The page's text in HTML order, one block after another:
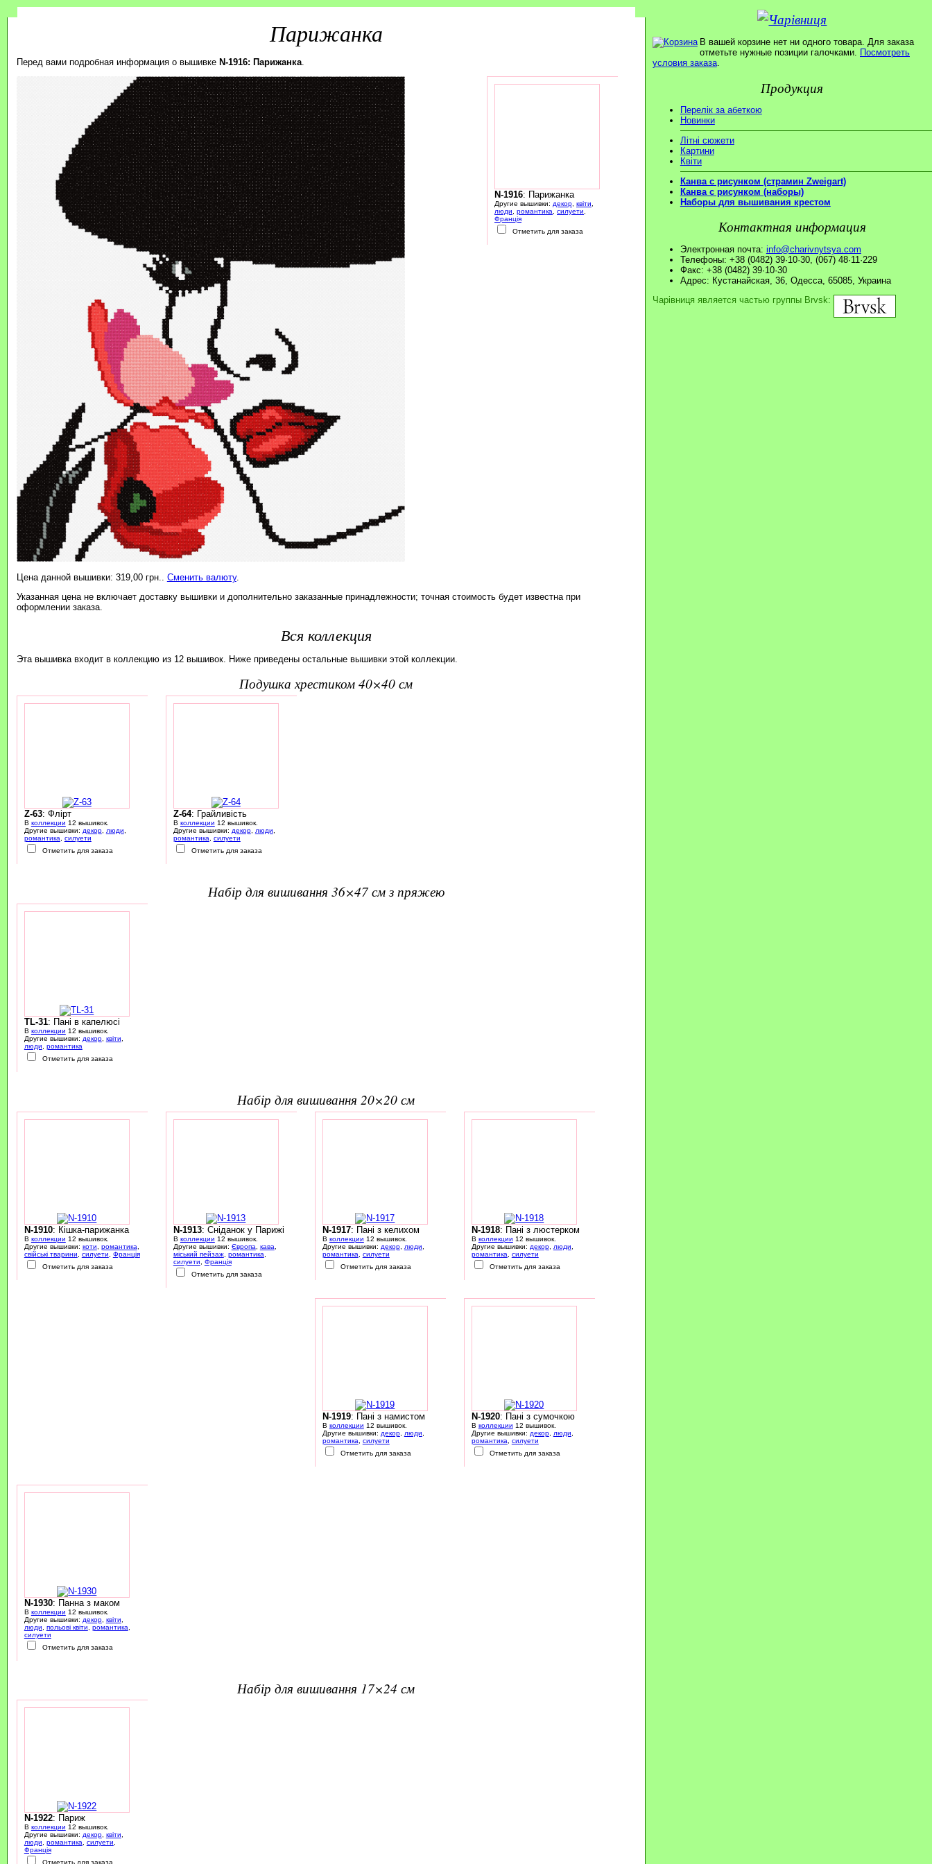
Парижанка
Перед вами подробная информация о вышивке N-1916: Парижанка.
N-1916: Парижанка
Другие вышивки: декор квіти
люди
романтика силуети
Франція
Отметить для заказа
Цена данной вышивки: 319,00 грн.. Сменить валюту.
Указанная цена не включает доставку вышивки и дополнительно заказанные принадлежности; точная стоимость будет известна при
оформлении заказа.
Вся коллекция
Эта вышивка входит в коллекцию из 12 вышивок. Ниже приведены остальные вышивки этой коллекции.
подушка хрестиком 40×40 см
Z-63: Флірт
В коллекции 12 вышивок.
Другие вышивки: декор, люди
романтика
силуети
Отметить для заказа
Z-64: Грайливість
В коллекции 12 вышивок.
Другие вышивки: декор, люди
романтика
силуети
Отметить для заказа
набір для вишивання 36×47 см з пряжею
TL-31: Пані в капелюсі
В коллекции 12 вышивок.
Другие вышивки: декор, квіти
люди
романтика
Отметить для заказа
набір для вишивання 20×20 см
N-1910: Кішка-парижанка
В коллекции 12 вышивок.
Другие вышивки: коти романтика
свійські тварини
силуети
Франція
Отметить для заказа
N-1913: Сніданок у Парижі
В коллекции 12 вышивок.
Другие вышивки: Європа кава
міський пейзаж, романтика
силуети
Франція
Отметить для заказа
N-1917: Пані з келихом
В коллекции 12 вышивок.
Другие вышивки: декор, люди
романтика
силуети
Отметить для заказа
N-1918: Пані з люстерком
В коллекции 12 вышивок.
Другие вышивки: декор, люди
романтика
силуети
Отметить для заказа
N-1919: Пані з намистом
В коллекции 12 вышивок.
Другие вышивки: декор, люди
романтика
силуети
Отметить для заказа
N-1920: Пані з сумочкою
В коллекции 12 вышивок.
Другие вышивки: декор, люди
романтика
силуети
Отметить для заказа
N-1930: Панна з маком
В коллекции 12 вышивок.
Другие вышивки: декор, квіти
люди
польові квіти романтика
силуети
Отметить для заказа
набір для вишивання 17×24 см
N-1922: Париж
В коллекции 12 вышивок.
Другие вышивки: декор, квіти,
люди, романтика, силуети,
Франція
В вашей корзине нет ни одного товара. Для заказа
отметьте нужные позиции галочками. Посмотреть
условия заказа.
Продукция
Перелік за абеткою
Новинки
Літні сюжети
Картини
Квіти
Канва с рисунком (страмин Zweigart)
Канва с рисунком (наборы)
Наборы для вышивания крестом
Контактная информация
Электронная почта: info@charivnytsya.com
Телефоны: +38 (0482) 39·10·30, (067) 48·11·229
Факс: +38 (0482) 39·10·30
Адрес: Кустанайская, 36, Одесса, 65085, Украина
Чарівниця является частью группы Brvsk: